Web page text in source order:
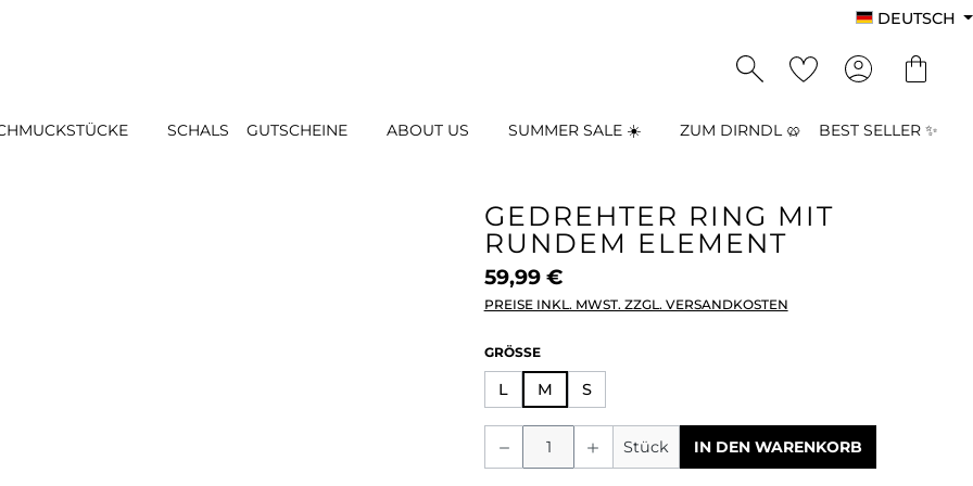
DEUTSCH
SCHALS GUTSCHEINE ABOUT US SUMMER SALE ☀️ ZUM DIRNDL 🥨 BEST SELLER ✨
GEDREHTER RING MIT
RUNDEM ELEMENT
59,99 €
PREISE INKL. MWST. ZZGL. VERSANDKOSTEN
GRÖSSE AUSWÄHLEN
L M S
Produkt Anzahl: Gib den
Stück IN DEN WARENKORB